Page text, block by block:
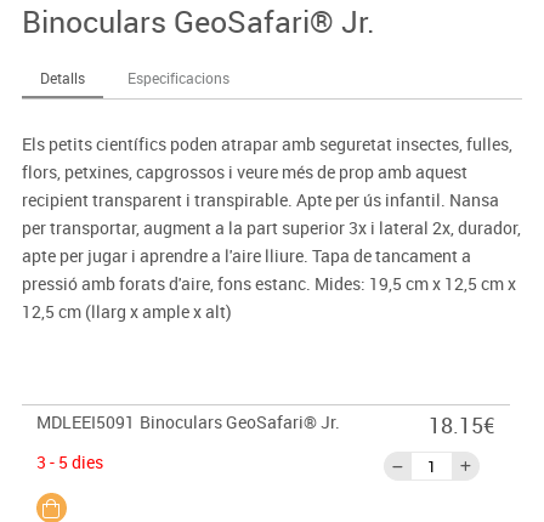
Binoculars GeoSafari® Jr.
Detalls Especificacions
Els petits científics poden atrapar amb seguretat insectes, fulles,
flors, petxines, capgrossos i veure més de prop amb aquest
recipient transparent i transpirable. Apte per ús infantil. Nansa
per transportar, augment a la part superior 3x i lateral 2x, durador,
apte per jugar i aprendre a l'aire lliure. Tapa de tancament a
pressió amb forats d'aire, fons estanc. Mides: 19,5 cm x 12,5 cm x
12,5 cm (llarg x ample x alt)
MDLEEI5091 Binoculars GeoSafari® Jr.
3 - 5 dies
18.15€